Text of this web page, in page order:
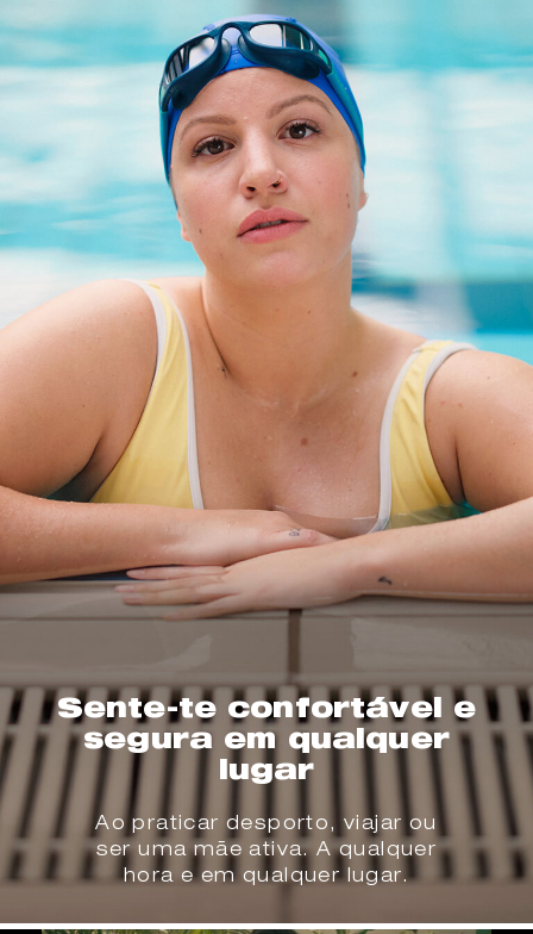
Sente-te confortável e
segura em qualquer
lugar
Ao praticar desporto, viajar ou
ser uma mãe ativa. A qualquer
hora e em qualquer lugar.